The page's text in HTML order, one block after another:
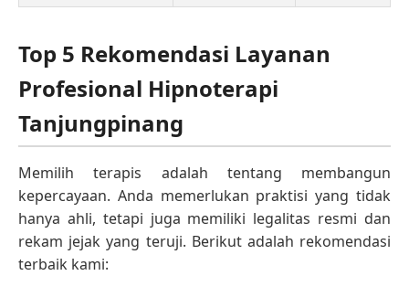
Top 5 Rekomendasi Layanan
Profesional Hipnoterapi
Tanjungpinang
Memilih terapis adalah tentang membangun
kepercayaan. Anda memerlukan praktisi yang tidak
hanya ahli, tetapi juga memiliki legalitas resmi dan
rekam jejak yang teruji. Berikut adalah rekomendasi
terbaik kami: